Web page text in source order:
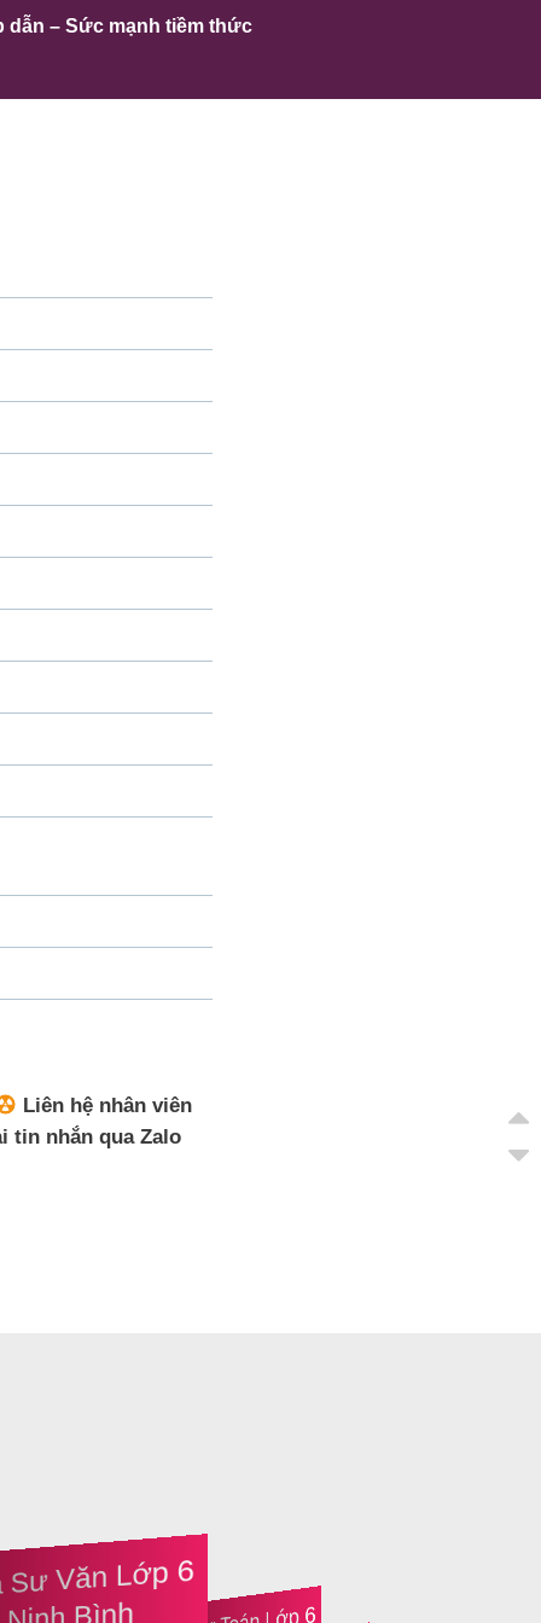
dẫn – Sức mạnh tiềm thức
Liên hệ nhân viên
tin nhắn qua Zalo
Sư Văn Lớp 6